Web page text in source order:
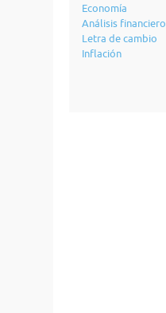
Economía
Análisis financiero
Letra de cambio
Inflación